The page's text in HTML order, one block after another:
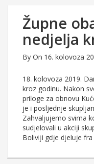
Župne
nedjelja
By On 16. kolovoza
18. kolovoza 2019.
kroz godinu. Nakon
priloge za obnovu
je i posljednje
Zahvaljujemo svima
sudjelovali u akciji
Boliviji gdje djeluje fra